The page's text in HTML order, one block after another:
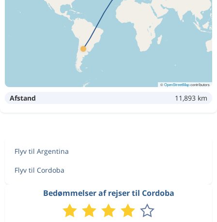
©OpenStreetMapcontributors
Afstand 11,893 km
Flyv til Argentina
Flyv til Cordoba
Bedømmelser af rejser til Cordoba